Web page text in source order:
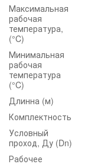
Максимальная
рабочая
температура,
(°C)
Минимальная
рабочая
температура
(°C)
Длинна (м)
Комплектность
Условный
проход, Ду (Dn)
Рабочее